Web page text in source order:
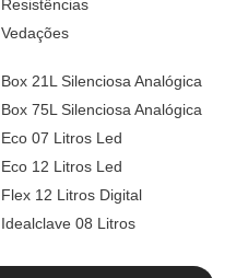
Resistências
Vedações
Box 21L Silenciosa Analógica
Box 75L Silenciosa Analógica
Eco 07 Litros Led
Eco 12 Litros Led
Flex 12 Litros Digital
Idealclave 08 Litros